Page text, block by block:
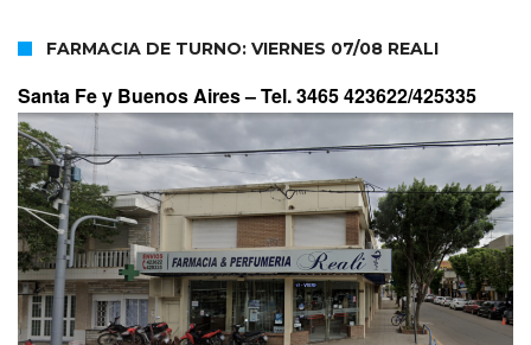
FARMACIA DE TURNO: VIERNES 07/08 REALI
Santa Fe y Buenos Aires –Tel. 3465 423622/425335